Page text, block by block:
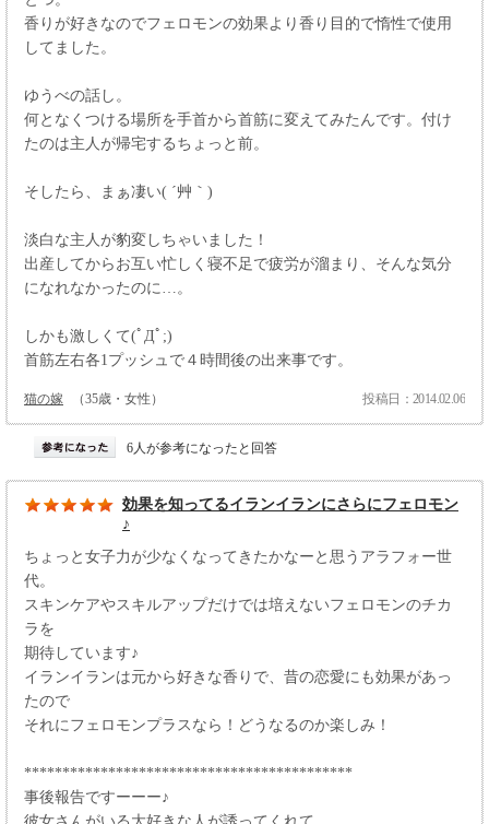
香りが好きなのでフェロモンの効果より香り目的で惰性で使用
してました。
ゆうべの話し。
何となくつける場所を手首から首筋に変えてみたんです。付け
たのは主人が帰宅するちょっと前。
そしたら、まぁ凄い( ´艸｀)
淡白な主人が豹変しちゃいました！
出産してからお互い忙しく寝不足で疲労が溜まり、そんな気分
になれなかったのに…。
しかも激しくて(ﾟДﾟ;)
首筋左右各1プッシュで４時間後の出来事です。
猫の嫁 （35歳・女性） 投稿日：2014.02.06
6人が参考になったと回答
効果を知ってるイランイランにさらにフェロモン
♪
ちょっと女子力が少なくなってきたかなーと思うアラフォー世
代。
スキンケアやスキルアップだけでは培えないフェロモンのチカ
ラを
期待しています♪
イランイランは元から好きな香りで、昔の恋愛にも効果があっ
たので
それにフェロモンプラスなら！どうなるのか楽しみ！
*******************************************
事後報告ですーーー♪